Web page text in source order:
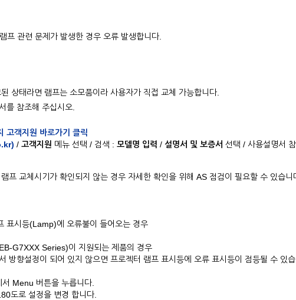
프 관련 문제가 발생한 경우 오류 발생합니다.
상태라면 램프는 소모품이라 사용자가 직접 교체 가능합니다.
를 참조해 주십시오.
고객지원 바로가기 클릭
/ 고객지원 메뉴 선택 / 검색 : 모델명 입력 / 설명서 및 보증서 선택 / 사용설명서
프 교체시기가 확인되지 않는 경우 자세한 확인을 위해 AS 점검이 필요할 수 있습니
표시등(Lamp)에 오류불이 들어오는 경우
G7XXX Series)이 지원되는 제품의 경우
방향설정이 되어 있지 않으면 프로젝터 램프 표시등에 오류 표시등이 점등될 수 있습
Menu 버튼을 누릅니다.
도로 설정을 변경 합니다.